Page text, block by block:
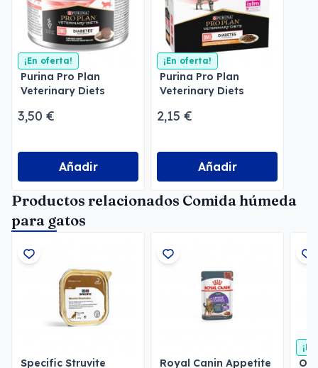
¡En oferta!
Purina Pro Plan
Veterinary Diets
3,50 €
Añadir
¡En oferta!
Purina Pro Plan
Veterinary Diets
Pollo
2,15 €
Añadir
Productos relacionados Comida húmeda
para gatos
Specific Struvite
Royal Canin Appetite